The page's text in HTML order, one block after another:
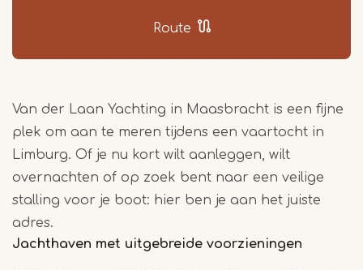
Route
Van der Laan Yachting in Maasbracht is een fijne
plek om aan te meren tijdens een vaartocht in
Limburg. Of je nu kort wilt aanleggen, wilt
overnachten of op zoek bent naar een veilige
stalling voor je boot: hier ben je aan het juiste
adres.
Jachthaven met uitgebreide voorzieningen